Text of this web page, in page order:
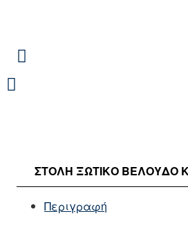
ΣΤΟΛΉ ΞΩΤΙΚΌ ΒΕΛΟΎΔΟ
Περιγραφή